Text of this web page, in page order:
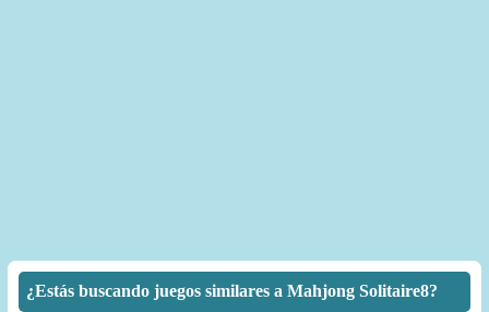
¿Estás buscando juegos similares a Mahjong Solitaire8?